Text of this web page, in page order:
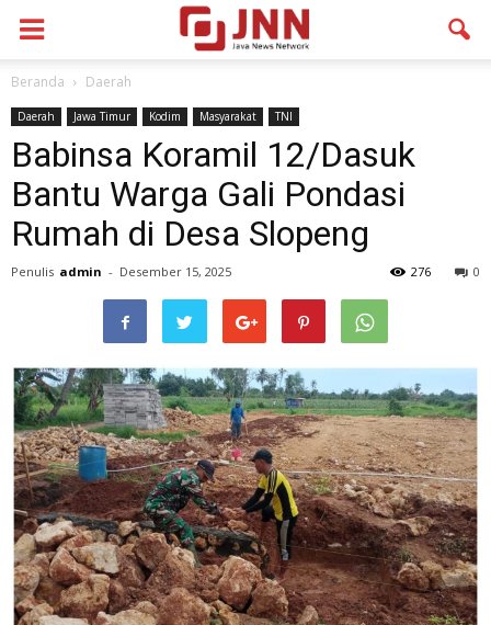
Beranda Daerah
Daerah Jawa Timur Kodim Masyarakat TNI
Babinsa Koramil 12/Dasuk
Bantu Warga Gali Pondasi
Rumah di Desa Slopeng
Penulis admin - Desember 15, 2025 0
276